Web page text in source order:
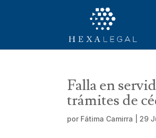
Falla en
trámites de
por Fátima Camirra 29